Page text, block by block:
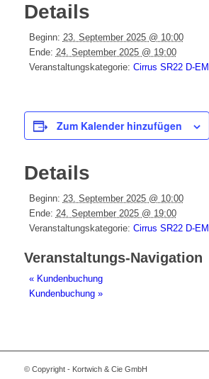
Details
Beginn: 23. September 2025 @ 10:00
Ende: 24. September 2025 @ 19:00
Veranstaltungskategorie: Cirrus SR22 D-
Zum Kalender hinzufügen
Details
Beginn: 23. September 2025 @ 10:00
Ende: 24. September 2025 @ 19:00
Veranstaltungskategorie: Cirrus SR22 D-
Veranstaltungs-Navigation
«Kundenbuchung
Kundenbuchung »
© Copyright - Kortwich & Cie GmbH